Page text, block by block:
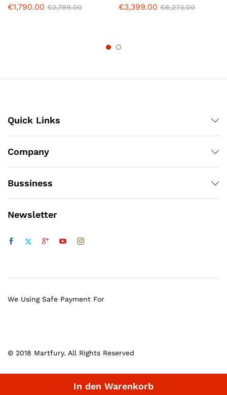
In den Warenkorb
€1,790.00 €2,799.00 €3,399.00 €6,273.00
Quick Links
Company
Bussiness
Newsletter
© 2018 Martfury. All Rights Reserved
We Using Safe Payment For